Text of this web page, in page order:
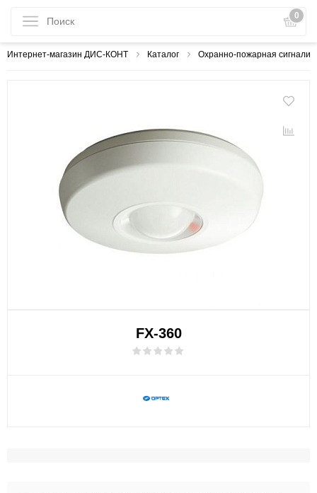
0
Интернет-магазин ДИС-КОНТ Каталог Охранно-пожарная
FX-360